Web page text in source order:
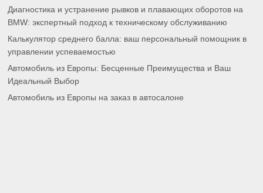
Диагностика и устранение рывков и плавающих оборотов на
BMW: экспертный подход к техническому обслуживанию
Калькулятор среднего балла: ваш персональный помощник в
управлении успеваемостью
Автомобиль из Европы: Бесценные Преимущества и Ваш
Идеальный Выбор
Автомобиль из Европы на заказ в автосалоне